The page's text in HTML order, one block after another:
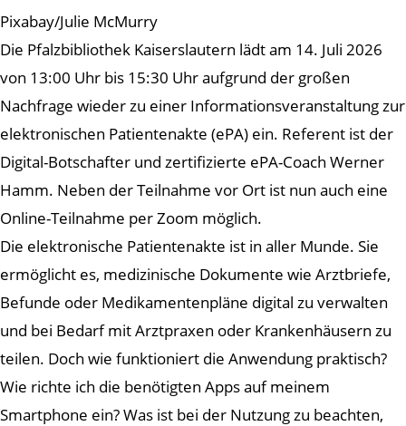
Pixabay/Julie McMurry
Die Pfalzbibliothek Kaiserslautern lädt am 14. Juli 2026
von 13:00 Uhr bis 15:30 Uhr aufgrund der großen
Nachfrage wieder zu einer Informationsveranstaltung zur
elektronischen Patientenakte (ePA) ein. Referent ist der
Digital-Botschafter und zertifizierte ePA-Coach Werner
Hamm. Neben der Teilnahme vor Ort ist nun auch eine
Online-Teilnahme per Zoom möglich.
Die elektronische Patientenakte ist in aller Munde. Sie
ermöglicht es, medizinische Dokumente wie Arztbriefe,
Befunde oder Medikamentenpläne digital zu verwalten
und bei Bedarf mit Arztpraxen oder Krankenhäusern zu
teilen. Doch wie funktioniert die Anwendung praktisch?
Wie richte ich die benötigten Apps auf meinem
Smartphone ein? Was ist bei der Nutzung zu beachten,